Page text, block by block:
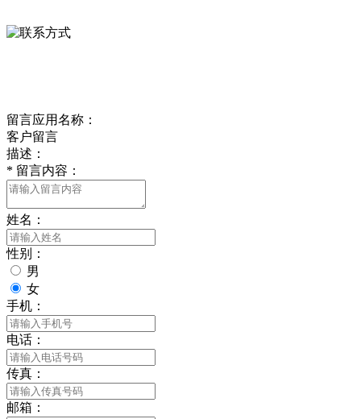
留言应用名称：
客户留言
描述：
* 留言内容：
姓名：
性别：
男
女
手机：
电话：
传真：
邮箱：